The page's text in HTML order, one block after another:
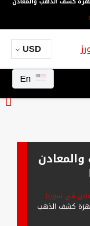
USD
En
في سوريا
كشف الذهب